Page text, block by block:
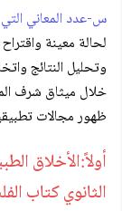
س-عدد المعاني التي
لحالة معينة
وتحليل النتائج
ظهور مجالات
أولاً:الأخلاق
الثانوي كتاب